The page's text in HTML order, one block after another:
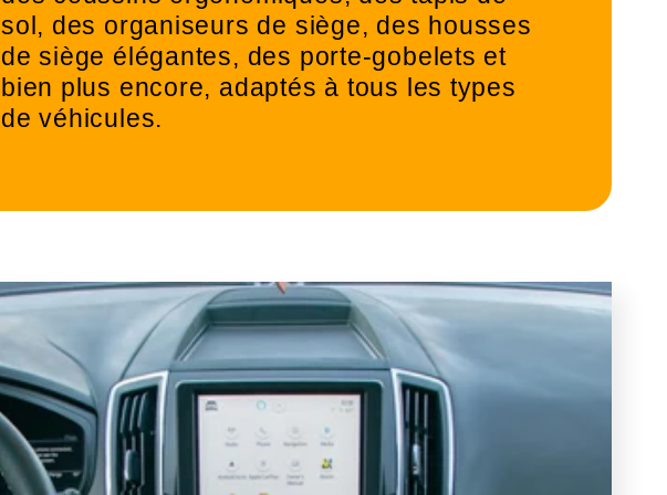
sol, des organiseurs de siège, des housses
de siège élégantes, des porte-gobelets et
bien plus encore, adaptés à tous les types
de véhicules.